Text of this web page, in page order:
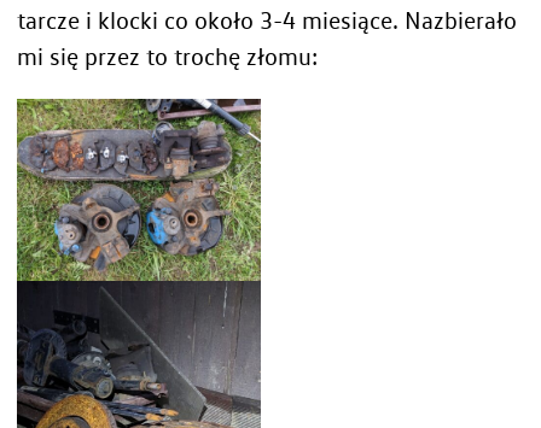
tarcze i klocki co około 3-4 miesiące. Nazbierało
mi się przez to trochę złomu: